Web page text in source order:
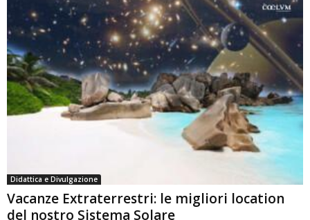
Didattica e Divulgazione
Vacanze Extraterrestri: le migliori location
del nostro Sistema Solare